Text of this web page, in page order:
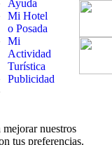
Ayuda
Mi Hotel
o Posada
Mi
Actividad
Turística
Publicidad
nuestros
tus preferencias.